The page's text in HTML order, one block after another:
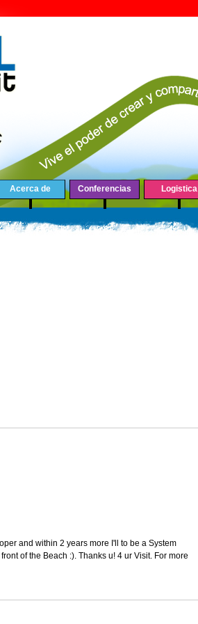
Acerca de Conferencias Logistica
and within 2 years more I'll to be a System
of the Beach :). Thanks u! 4 ur Visit. For more